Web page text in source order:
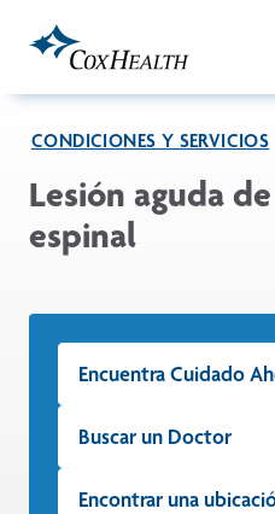
CONDICIONES Y SERVICIOS
Lesión aguda
espinal
Encuentra Cuidado
Buscar un Doctor
Encontrar una